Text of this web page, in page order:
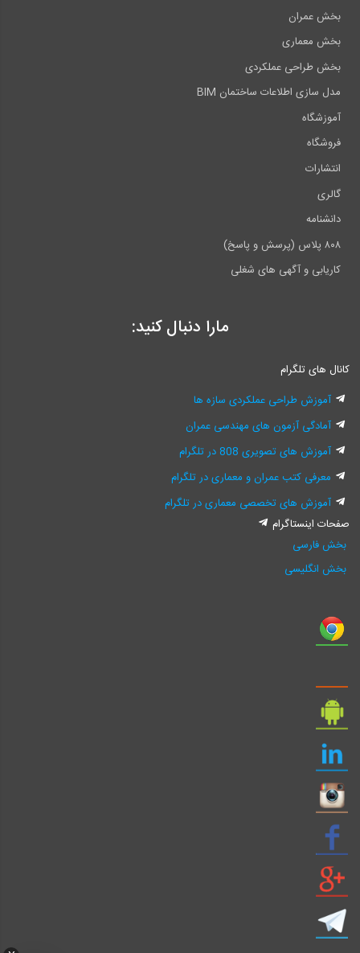
بخش عمران
بخش معماری
بخش طراحی عملکردی
مدل سازی اطلاعات ساختمان BIM
آموزشگاه
فروشگاه
انتشارات
گالری
دانشنامه
۸۰۸ پلاس (پرسش و پاسخ)
کاریابی و آگهی های شغلی
مارا دنبال کنید:
کانال های تلگرام
آموزش طراحی عملکردی سازه ها
آمادگی آزمون های مهندسی عمران
آموزش های تصویری 808 در تلگرام
معرفی کتب عمران و معماری در تلگرام
آموزش های تخصصی معماری در تلگرام
صفحات اینستاگرام
بخش فارسی
بخش انگلیسی